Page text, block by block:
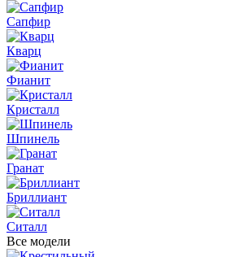
Сапфир
Кварц
Фианит
Кристалл
Шпинель
Гранат
Бриллиант
Ситалл
Все модели